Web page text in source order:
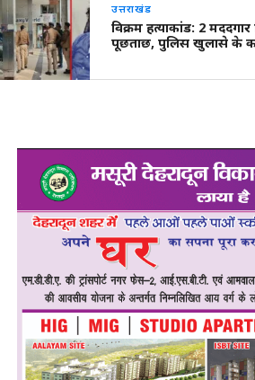
उत्तराखंड
विक्रम हत्याकांड: 2
पूछताछ, पुलिस खुलासे के